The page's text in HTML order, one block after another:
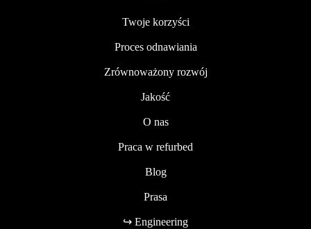
Twoje korzyści
Proces odnawiania
Zrównoważony rozwój
Jakość
O nas
Praca w refurbed
Blog
Prasa
↪ Engineering